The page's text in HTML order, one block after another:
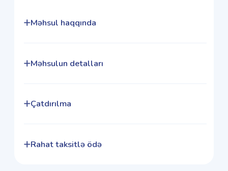
Məhsul haqqında
Məhsulun detalları
Çatdırılma
Rahat taksitlə ödə